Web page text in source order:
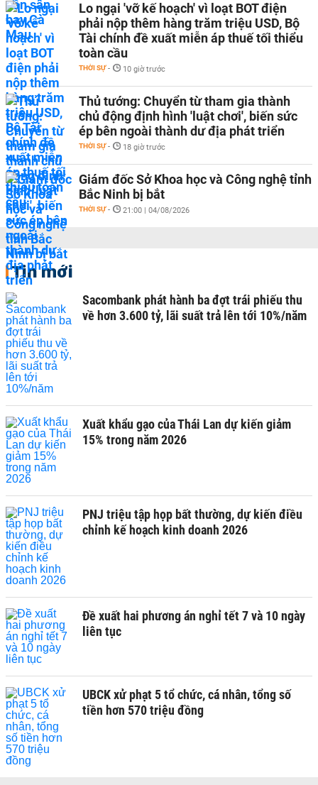
Lo ngại 'vỡ kế hoạch' vì loạt BOT điện
phải nộp thêm hàng trăm triệu USD, Bộ
Tài chính đề xuất miễn áp thuế tối thiểu
toàn cầu
THỜI SỰ - 10 giờ trước
Thủ tướng: Chuyển từ tham gia thành
chủ động định hình 'luật chơi', biến sức
ép bên ngoài thành dư địa phát triển
THỜI SỰ - 18 giờ trước
Giám đốc Sở Khoa học và Công nghệ tỉnh
Bắc Ninh bị bắt
THỜI SỰ - 21:00 | 04/08/2026
Tin mới
Sacombank phát hành ba đợt trái phiếu thu
về hơn 3.600 tỷ, lãi suất trả lên tới 10%/năm
Xuất khẩu gạo của Thái Lan dự kiến giảm
15% trong năm 2026
PNJ triệu tập họp bất thường, dự kiến điều
chỉnh kế hoạch kinh doanh 2026
Đề xuất hai phương án nghỉ tết 7 và 10 ngày
liên tục
UBCK xử phạt 5 tổ chức, cá nhân, tổng số
tiền hơn 570 triệu đồng